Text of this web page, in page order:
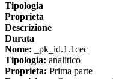
Tipologia
Proprieta
Descrizione
Durata
Nome: _pk_id.1.1cec
Tipologia: analitico
Proprieta: Prima parte